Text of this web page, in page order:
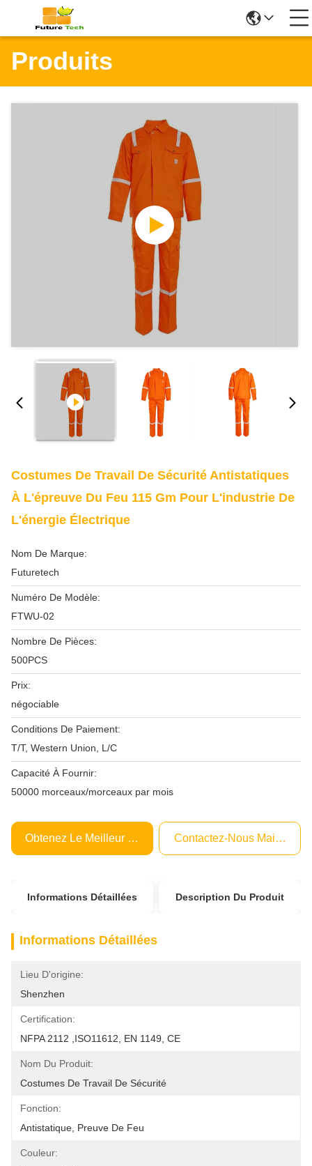
Produits
Costumes De Travail De Sécurité Antistatiques
À L'épreuve Du Feu 115 Gm Pour L'industrie De
L'énergie Électrique
Nom De Marque:
Futuretech
Numéro De Modèle:
FTWU-02
Nombre De Pièces:
500PCS
Prix:
négociable
Conditions De Paiement:
T/T, Western Union, L/C
Capacité À Fournir:
50000 morceaux/morceaux par mois
Obtenez Le Meilleur Prix Contactez-Nous Maintenant
Informations Détaillées Description Du Produit
Informations Détaillées
Lieu D'origine:
Shenzhen
Certification:
NFPA 2112 ,ISO11612, EN 1149, CE
Nom Du Produit:
Costumes De Travail De Sécurité
Fonction:
Antistatique, Preuve De Feu
Couleur: